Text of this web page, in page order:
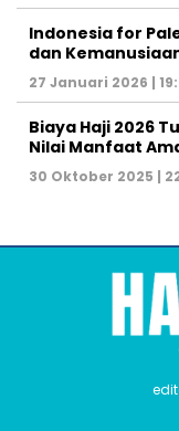
Indonesia for
dan
27 Januari 2026 |
Biaya Haji 2026
Nilai Manfaat
30 Oktober 2025 |